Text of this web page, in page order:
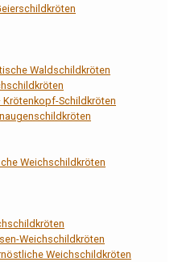
Waldschildkröten
Schildkröten
Weichschildkröten
Weichschildkröten
Weichschildkröten